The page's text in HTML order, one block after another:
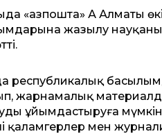
«Қазпошта» АҚ Алматы
жазылу
республикалық
жарнамалық
ұйымдастыруға
қаламгерлер мен